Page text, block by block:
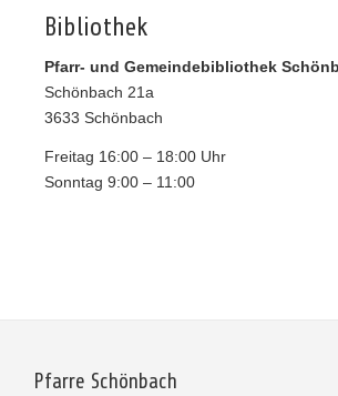
Bibliothek
Pfarr- und Gemeindebibliothek
Schönbach 21a
3633 Schönbach
Freitag 16:00 – 18:00 Uhr
Sonntag 9:00 – 11:00
Pfarre Schönbach